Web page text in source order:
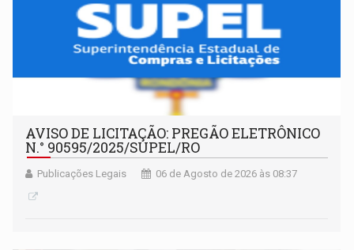
AVISO DE LICITAÇÃO: PREGÃO ELETRÔNICO
N.° 90595/2025/SUPEL/RO
Publicações Legais 06 de Agosto de 2026 às 08:37